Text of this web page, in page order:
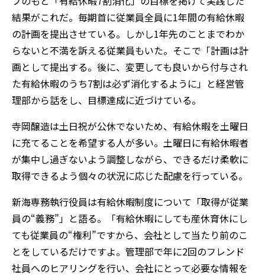
結果がこれだ。毎期首に従業員全員に1年間の有給休暇
の計画を提出させている。しかし1年先のことまでわか
らないと不満を訴える従業員もいた。そこで「計画は計
画として提出する。後に、変更しても良いから付与され
た有給休暇のうち7割は必ず消化するように」と経営管
理部から話をし、目標達成に近づけている。
寺岡醸造は土日祝が公休でないため、有給休暇を土曜日
に充てることを希望する人が多い。土曜日に有給休暇者
が集中し過ぎないよう調整しながら、できるだけ柔軟に
取得できるよう個々の状況に応じた配慮を行っている。
新海専務執行役員は有給休暇制度について「取得が従業
員の“義務”」と語る。「有給休暇にしても産休育休にし
ても従業員の“権利”ですから、会社として当たり前のこ
とをしているだけですよ。管理部で年に2回のフレンド
社員へのヒアリングを行い、会社にとって必要な情報を